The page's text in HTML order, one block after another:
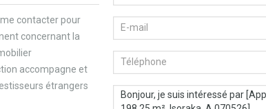
me contacter pour
concernant la
accompagne et
étrangers